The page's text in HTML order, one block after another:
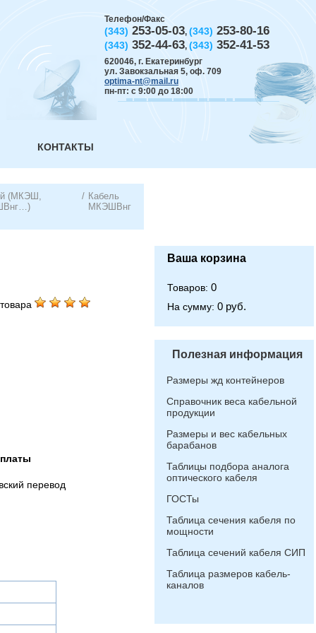
Телефон/Факс
(343) 253-05-03, (343) 253-80-16
(343) 352-44-63, (343) 352-41-53
620046, г. Екатеринбург
ул. Завокзальная 5, оф. 709
optima-nt@mail.ru
пн-пт: с 9:00 до 18:00
КОНТАКТЫ
(МКЭШ,
/ Кабель
МКЭШВнг
перевод
Ваша корзина
Товаров: 0
На сумму: 0 руб.
Полезная информация
Размеры жд контейнеров
Справочник веса кабельной
продукции
Размеры и вес кабельных
барабанов
Таблицы подбора аналога
оптического кабеля
ГОСТы
Таблица сечения кабеля по
мощности
Таблица сечений кабеля СИП
Таблица размеров кабель-
каналов